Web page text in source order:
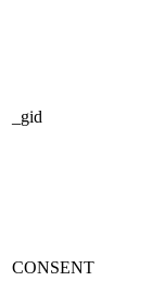
_gid
CONSENT